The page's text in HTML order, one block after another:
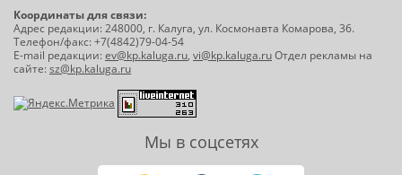
Координаты для связи:
Адрес редакции: 248000, г. Калуга, ул. Космонавта Комарова, 36.
Телефон/факс: +7(4842)79-04-54
E-mail редакции:ev@kp.kaluga.ru, vi@kp.kaluga.ruОтдел рекламы на
сайте:sz@kp.kaluga.ru
Мы в соцсетях